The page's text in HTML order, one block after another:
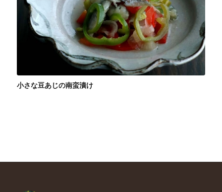
小さな豆あじの南蛮漬け